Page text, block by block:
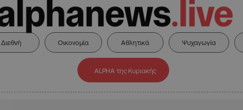
Διεθνή Οικονομία Αθλητικά Ψυχαγωγία
ALPHA της Κυριακής